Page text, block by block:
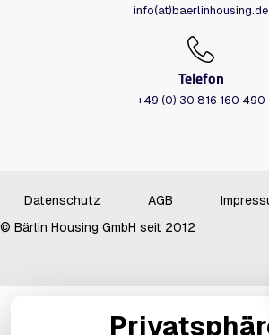
info(at)baerlinhousing.de
Telefon
+49 (0) 30 816 160 490
© Bärlin Housing GmbH seit 2012
Datenschutz AGB